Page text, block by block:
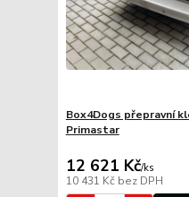
Box4Dogs přepravní
Primastar
12 621 Kč/ks
10 431 Kč bez DPH